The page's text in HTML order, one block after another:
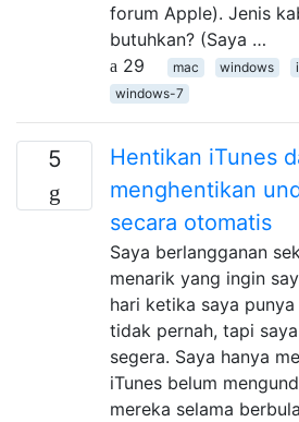
forum Apple). Jenis
butuhkan? (Saya …
29
mac windows
windows-7
5
Hentikan iTunes
menghentikan
secara otomatis
Saya berlangganan
menarik yang ingin
hari ketika saya
tidak pernah, tapi
segera. Saya hanya
iTunes belum
mereka selama